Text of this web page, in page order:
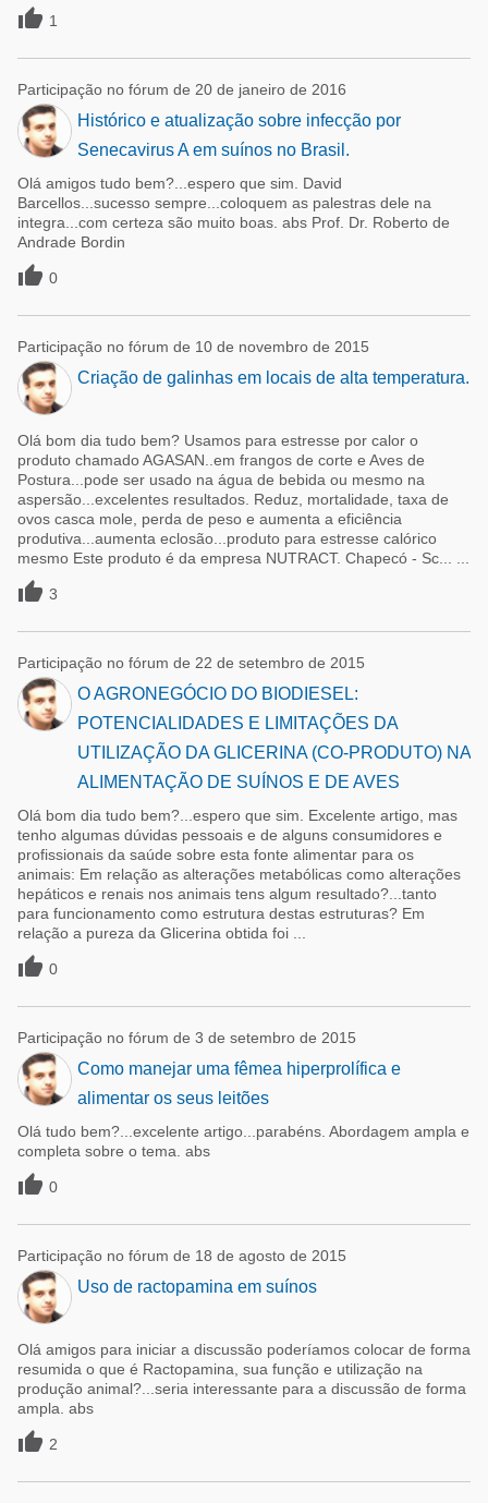
 1
Participação no fórum de 20 de janeiro de 2016
Histórico e atualização sobre infecção por
Senecavirus A em suínos no Brasil.
Olá amigos tudo bem?...espero que sim. David
Barcellos...sucesso sempre...coloquem as palestras dele na
integra...com certeza são muito boas. abs Prof. Dr. Roberto de
Andrade Bordin
 0
Participação no fórum de 10 de novembro de 2015
Criação de galinhas em locais de alta temperatura.
Olá bom dia tudo bem? Usamos para estresse por calor o
produto chamado AGASAN..em frangos de corte e Aves de
Postura...pode ser usado na água de bebida ou mesmo na
aspersão...excelentes resultados. Reduz, mortalidade, taxa de
ovos casca mole, perda de peso e aumenta a eficiência
produtiva...aumenta eclosão...produto para estresse calórico
mesmo Este produto é da empresa NUTRACT. Chapecó - Sc... ...
 3
Participação no fórum de 22 de setembro de 2015
O AGRONEGÓCIO DO BIODIESEL:
POTENCIALIDADES E LIMITAÇÕES DA
UTILIZAÇÃO DA GLICERINA (CO-PRODUTO) NA
ALIMENTAÇÃO DE SUÍNOS E DE AVES
Olá bom dia tudo bem?...espero que sim. Excelente artigo, mas
tenho algumas dúvidas pessoais e de alguns consumidores e
profissionais da saúde sobre esta fonte alimentar para os
animais: Em relação as alterações metabólicas como alterações
hepáticos e renais nos animais tens algum resultado?...tanto
para funcionamento como estrutura destas estruturas? Em
relação a pureza da Glicerina obtida foi ...
 0
Participação no fórum de 3 de setembro de 2015
Como manejar uma fêmea hiperprolífica e
alimentar os seus leitões
Olá tudo bem?...excelente artigo...parabéns. Abordagem ampla e
completa sobre o tema. abs
 0
Participação no fórum de 18 de agosto de 2015
Uso de ractopamina em suínos
Olá amigos para iniciar a discussão poderíamos colocar de forma
resumida o que é Ractopamina, sua função e utilização na
produção animal?...seria interessante para a discussão de forma
ampla. abs
 2